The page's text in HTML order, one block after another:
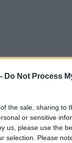
Do Not Process
the sale, sharing to
or sensitive
us, please use the
selection. Please